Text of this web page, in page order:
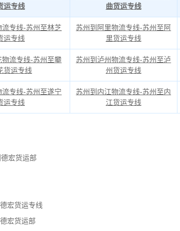
运专线
曲货运专线
流专线-苏州至林芝
运专线
苏州到阿里物流专线-苏州至阿
里货运专线
物流专线-苏州至攀
货运专线
苏州到泸州物流专线-苏州至泸
州货运专线
流专线-苏州至遂宁
运专线
苏州到内江物流专线-苏州至内
江货运专线
宏货运部
宏货运专线
宏货运部